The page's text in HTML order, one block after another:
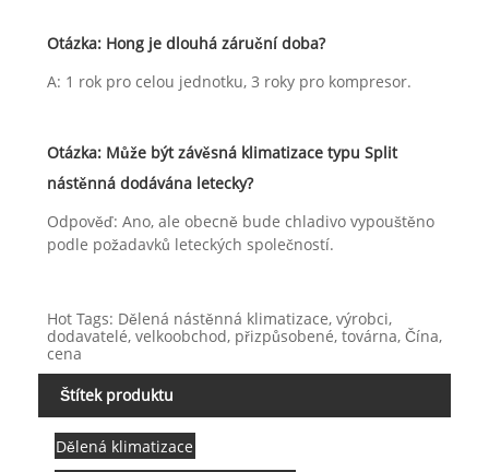
Otázka: Hong je dlouhá záruční doba?
A: 1 rok pro celou jednotku, 3 roky pro kompresor.
Otázka: Může být závěsná klimatizace typu Split
nástěnná dodávána letecky?
Odpověď: Ano, ale obecně bude chladivo vypouštěno
podle požadavků leteckých společností.
Hot Tags: Dělená nástěnná klimatizace, výrobci,
dodavatelé, velkoobchod, přizpůsobené, továrna, Čína,
cena
Štítek produktu
Dělená klimatizace